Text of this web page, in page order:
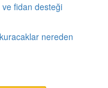
fidan desteği
nereden